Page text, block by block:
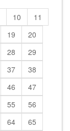
10
11
19
20
28
29
37
38
46
47
55
56
64
65